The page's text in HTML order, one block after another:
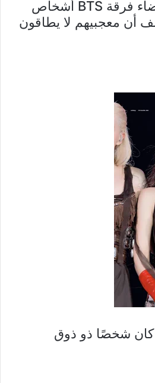
9. ㅋㅋ يبدو أن أعضاء فرقة BTS أشخاص
أن معجبيهم لا يطاقون